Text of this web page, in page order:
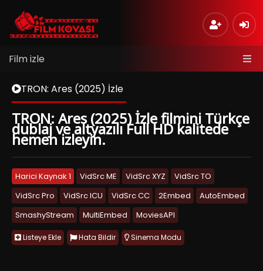
Film izle
TRON: Ares (2025) İzle
TRON: Ares (2025) İzle filmini Türkçe
dublaj ve altyazılı Full HD kalitede
hemen izleyin.
Harici Kaynak 1 VidSrc ME VidSrc XYZ
VidSrc TO
VidSrc Pro
VidSrc ICU VidSrc CC 2Embed
AutoEmbed
SmashyStream
MultiEmbed MoviesAPI
Listeye Ekle Hata Bildir Sinema Modu